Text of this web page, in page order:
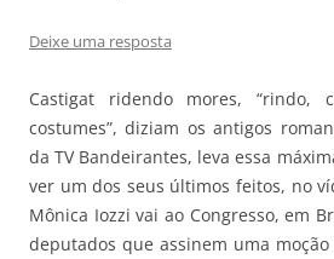
Deixe uma resposta
Castigat ridendo mores, “rindo,
costumes”, diziam os antigos
da TV Bandeirantes, leva essa
ver um dos seus últimos feitos, no
Mônica Iozzi vai ao Congresso, em
deputados que assinem uma